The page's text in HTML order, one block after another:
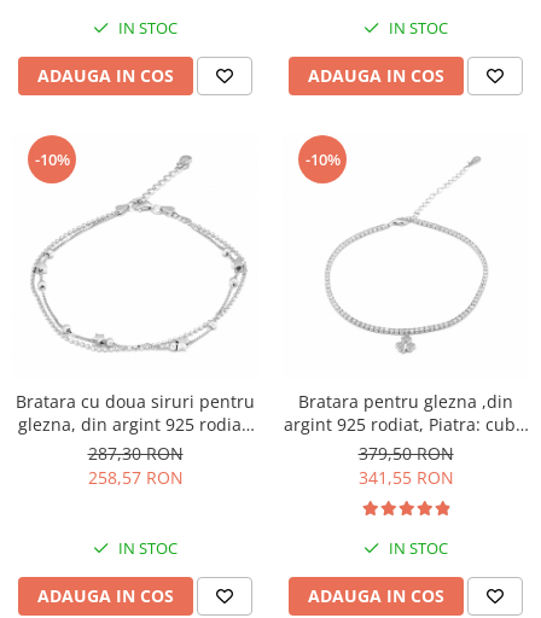
IN STOC
ADAUGA IN COS
IN STOC
ADAUGA IN COS
-10%
Bratara cu doua siruri pentru
glezna, din argint 925 rodiat,
Sonis Silver
287,30 RON
258,57 RON
IN STOC
ADAUGA IN COS
-10%
Bratara pentru glezna ,din
argint 925 rodiat, Piatra: cubic
zirconia, Culoare:
transparenta, Sonis Silver
379,50 RON
341,55 RON
IN STOC
ADAUGA IN COS